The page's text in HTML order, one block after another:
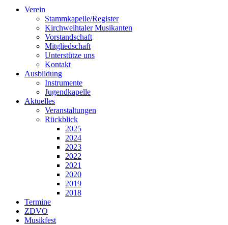
Verein
Stammkapelle/Register
Kirchweihtaler Musikanten
Vorstandschaft
Mitgliedschaft
Unterstütze uns
Kontakt
Ausbildung
Instrumente
Jugendkapelle
Aktuelles
Veranstaltungen
Rückblick
2025
2024
2023
2022
2021
2020
2019
2018
Termine
ZDVO
Musikfest